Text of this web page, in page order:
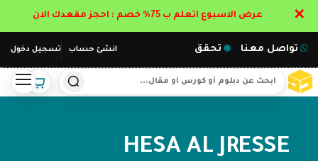
انشئ حساب تسجيل دخول تواصل معنا تحقق
HESA AL JRESSE
عرض الاسبوع اتعلم ب 75% خصم : احجز مقعدك الان ✕